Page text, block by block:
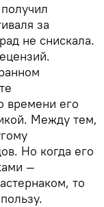
за
не снискала.
времени его
Между тем,
Но когда его
—
то